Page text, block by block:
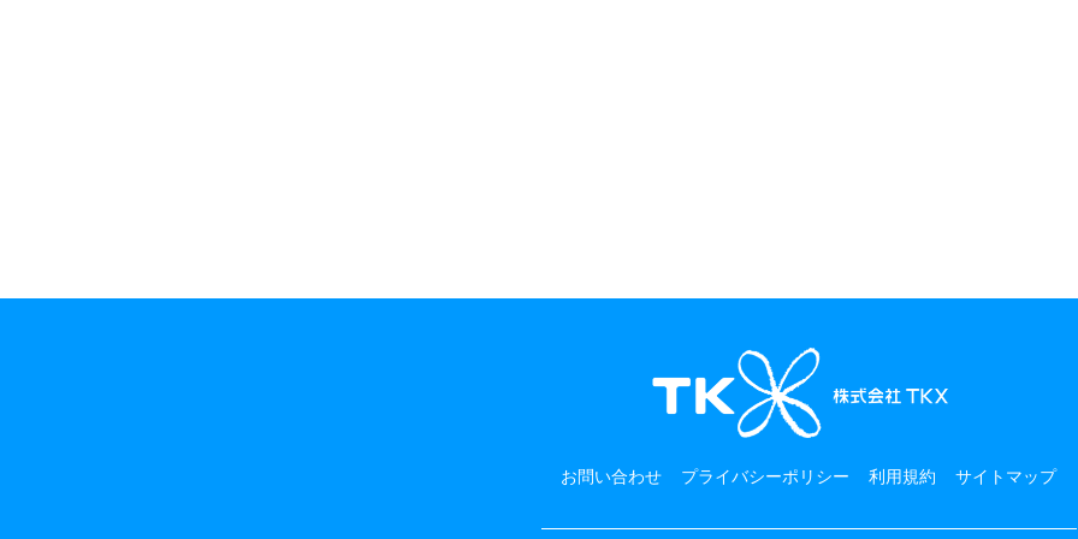
お問い合わせ プライバシーポリシー 利用規約 サイトマップ